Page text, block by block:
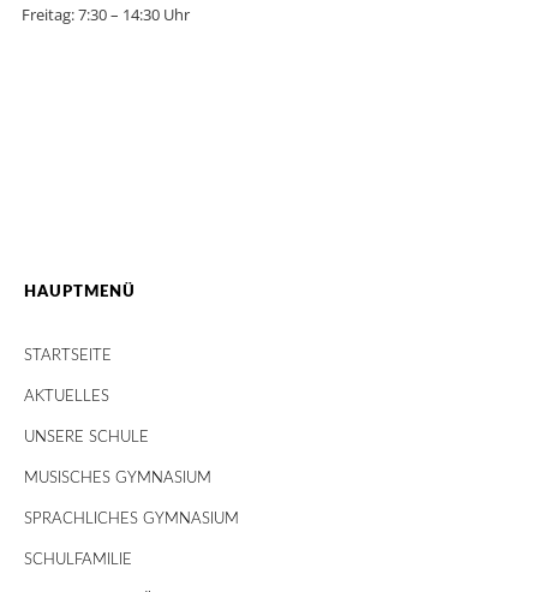
Freitag: 7:30 – 14:30 Uhr
HAUPTMENÜ
STARTSEITE
AKTUELLES
UNSERE SCHULE
MUSISCHES GYMNASIUM
SPRACHLICHES GYMNASIUM
SCHULFAMILIE